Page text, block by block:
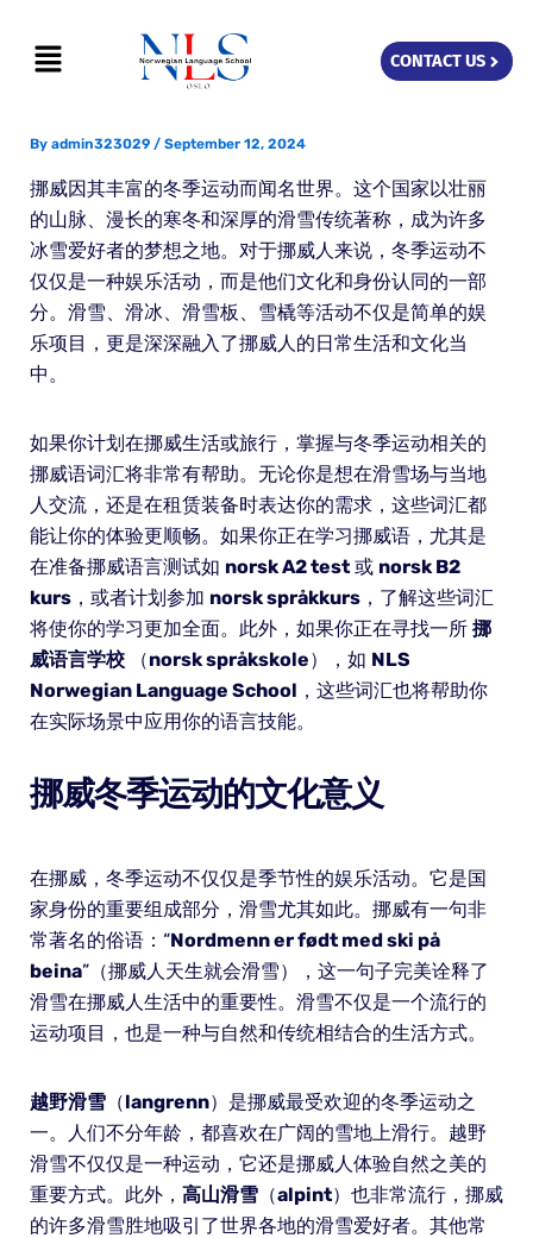
content
Menu CONTACT US
By admin323029 / September 12, 2024
挪威因其丰富的冬季运动而闻名世界。这个国家以壮丽
的山脉、漫长的寒冬和深厚的滑雪传统著称，成为许多
冰雪爱好者的梦想之地。对于挪威人来说，冬季运动不
仅仅是一种娱乐活动，而是他们文化和身份认同的一部
分。滑雪、滑冰、滑雪板、雪橇等活动不仅是简单的娱
乐项目，更是深深融入了挪威人的日常生活和文化当
中。
如果你计划在挪威生活或旅行，掌握与冬季运动相关的
挪威语词汇将非常有帮助。无论你是想在滑雪场与当地
人交流，还是在租赁装备时表达你的需求，这些词汇都
能让你的体验更顺畅。如果你正在学习挪威语，尤其是
在准备挪威语言测试如 norsk A2 test或 norsk B2
kurs，或者计划参加 norsk språkkurs，了解这些词汇
将使你的学习更加全面。此外，如果你正在寻找一所 挪
威语言学校（norsk språkskole），如 NLS
Norwegian Language School ，这些词汇也将帮助你
在实际场景中应用你的语言技能。
挪威冬季运动的文化意义
在挪威，冬季运动不仅仅是季节性的娱乐活动。它是国
家身份的重要组成部分，滑雪尤其如此。挪威有一句非
常著名的俗语：“Nordmenn er født med ski på
beina”（挪威人天生就会滑雪），这一句子完美诠释了
滑雪在挪威人生活中的重要性。滑雪不仅是一个流行的
运动项目，也是一种与自然和传统相结合的生活方式。
越野滑雪（langrenn）是挪威最受欢迎的冬季运动之
一。人们不分年龄，都喜欢在广阔的雪地上滑行。越野
滑雪不仅仅是一种运动，它还是挪威人体验自然之美的
重要方式。此外， 高山滑雪（alpint）也非常流行，挪威
的许多滑雪胜地吸引了世界各地的滑雪爱好者。其他常